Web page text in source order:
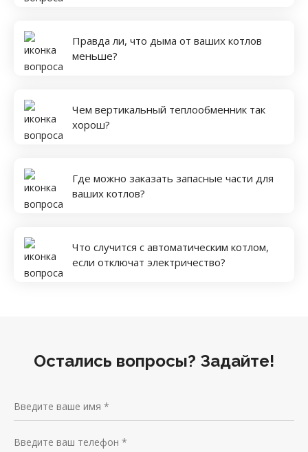
Правда ли, что дыма от ваших котлов
меньше?
Чем вертикальный теплообменник так
хорош?
Где можно заказать запасные части для
ваших котлов?
Что случится с автоматическим котлом,
если отключат электричество?
Остались вопросы? Задайте!